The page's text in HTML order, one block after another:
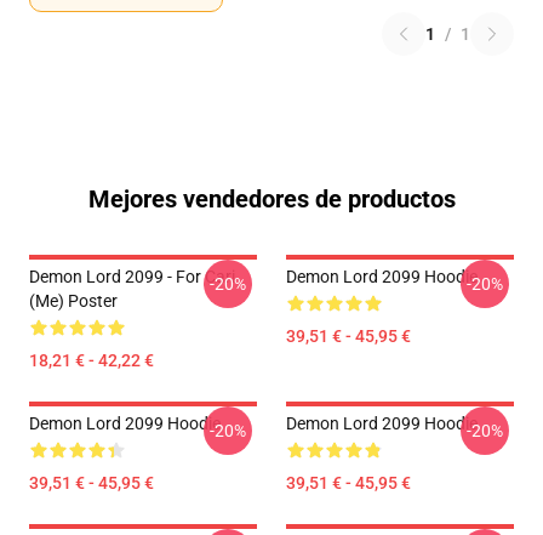
1 / 1
Mejores vendedores de productos
Demon Lord 2099 - For Cari
(me) Poster
18,21 € - 42,22 €
-20% Demon Lord 2099 Hoodie
39,51 € - 45,95 €
-20%
Demon Lord 2099 Hoodie
39,51 € - 45,95 €
-20% Demon Lord 2099 Hoodie
39,51 € - 45,95 €
-20%